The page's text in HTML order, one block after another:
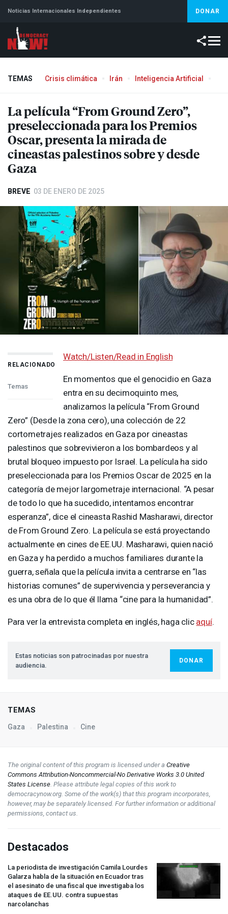
Noticias Internacionales Independientes DONAR
TEMAS Crisis climática Irán Inteligencia Artificial
La película “From Ground Zero”,
preseleccionada para los Premios
Oscar, presenta la mirada de
cineastas palestinos sobre y desde
Gaza
BREVE 03 DE ENERO DE 2025
RELACIONADO
Temas
Watch/Listen/Read in English
En momentos que el genocidio en Gaza
entra en su decimoquinto mes,
analizamos la película “From Ground
Zero” (Desde la zona cero), una colección de 22
cortometrajes realizados en Gaza por cineastas
palestinos que sobrevivieron a los bombardeos y al
brutal bloqueo impuesto por Israel. La película ha sido
preseleccionada para los Premios Oscar de 2025 en la
categoría de mejor largometraje internacional. “A pesar
de todo lo que ha sucedido, intentamos encontrar
esperanza”, dice el cineasta Rashid Masharawi, director
de From Ground Zero. La película se está proyectando
actualmente en cines de EE.UU. Masharawi, quien nació
en Gaza y ha perdido a muchos familiares durante la
guerra, señala que la película invita a centrarse en “las
historias comunes” de supervivencia y perseverancia y
es una obra de lo que él llama “cine para la humanidad”.
Para ver la entrevista completa en inglés, haga clic aquí.
Estas noticias son patrocinadas por nuestra
audiencia.
DONAR
TEMAS
Gaza Palestina Cine
The original content of this program is licensed under a Creative
Commons Attribution-Noncommercial-No Derivative Works 3.0 United
States License . Please attribute legal copies of this work to
democracynow.org. Some of the work(s) that this program incorporates,
however, may be separately licensed. For further information or additional
permissions, contact us.
Destacados
La periodista de investigación Camila Lourdes
Galarza habla de la situación en Ecuador tras
el asesinato de una fiscal que investigaba los
ataques de EE.UU. contra supuestas
narcolanchas